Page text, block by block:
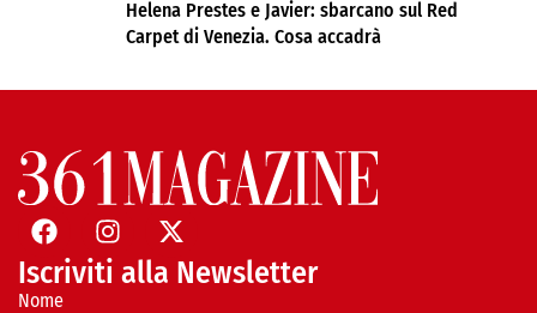
Helena Prestes e Javier: sbarcano sul Red
Carpet di Venezia. Cosa accadrà
Iscriviti alla Newsletter
Nome